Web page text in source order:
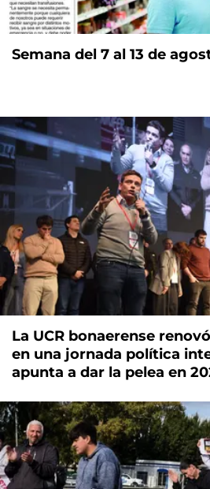
Semana del 7 al 13 de
La UCR bonaerense
en una jornada política
apunta a dar la pelea en